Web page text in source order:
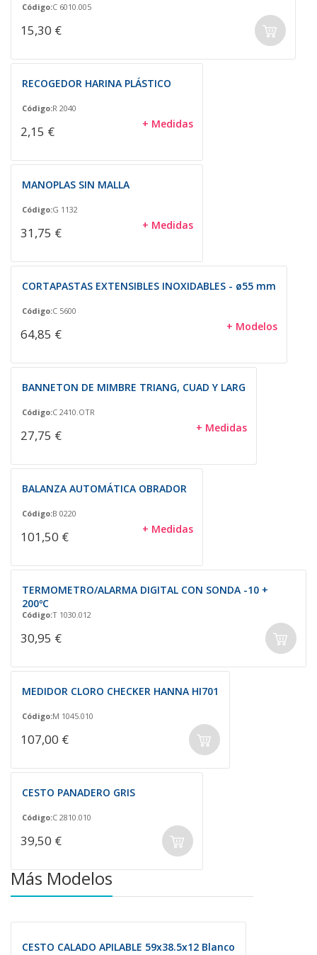
Código:C 6010.005
15,30 €
RECOGEDOR HARINA PLÁSTICO
Código:R 2040
2,15 € + Medidas
MANOPLAS SIN MALLA
Código:G 1132
31,75 € + Medidas
CORTAPASTAS EXTENSIBLES INOXIDABLES - ø55 mm
Código:C 5600
64,85 € + Modelos
BANNETON DE MIMBRE TRIANG, CUAD Y LARG
Código:C 2410.OTR
27,75 € + Medidas
BALANZA AUTOMÁTICA OBRADOR
Código:B 0220
101,50 € + Medidas
TERMOMETRO/ALARMA DIGITAL CON SONDA -10 +
200ºC
Código:T 1030.012
30,95 €
MEDIDOR CLORO CHECKER HANNA HI701
Código:M 1045.010
107,00 €
CESTO PANADERO GRIS
Código:C 2810.010
39,50 €
Más Modelos
CESTO CALADO APILABLE 59x38.5x12 Blanco